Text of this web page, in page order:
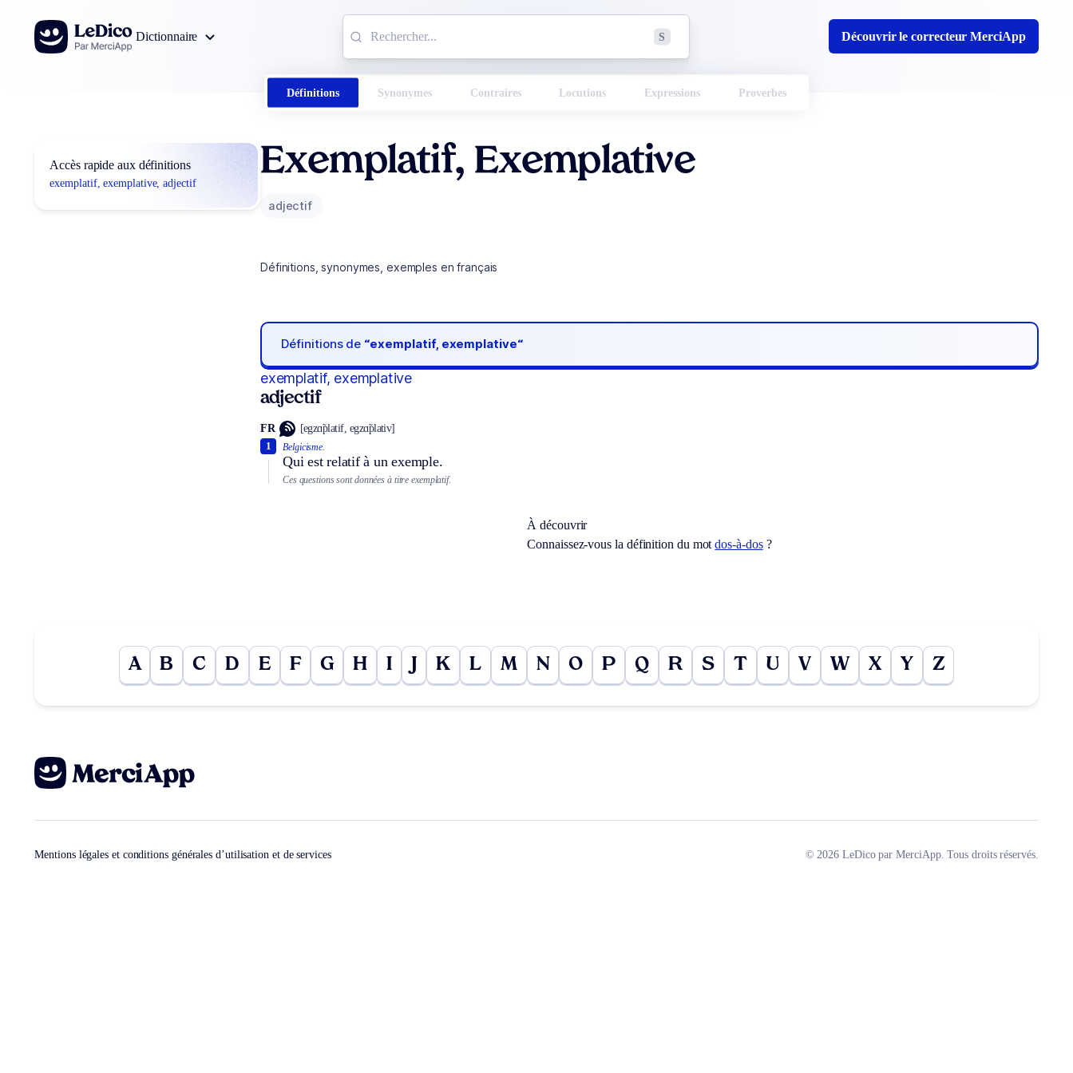
Aller au contenu
Dictionnaire
S Découvrir le correcteur MerciApp
Définitions Synonymes Contraires Locutions Expressions Proverbes
Accès rapide aux définitions
exemplatif, exemplative, adjectif
Exemplatif, Exemplative
adjectif
Définitions, synonymes, exemples en français
Définitions de “exemplatif, exemplative“
exemplatif, exemplative
adjectif
FR [egzɑ̃platif, egzɑ̃plativ]
Belgicisme.
Qui est relatif à un exemple.
1
Ces questions sont données à titre exemplatif.
À découvrir
Connaissez-vous la définition du motdos-à-dos?
A B C D E F G H I J K L M N O P Q R S T U V W X Y Z
Mentions légales et conditions générales d’utilisation et de services © 2026 LeDico par MerciApp. Tous droits réservés.